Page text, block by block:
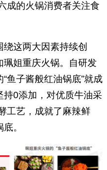
成的火锅消费者关注食
这两大因素持续创
珮姐重庆火锅。自研发
鱼子酱般红油锅底”就成
持0添加，对优质牛油采
工艺，成就了麻辣鲜
。